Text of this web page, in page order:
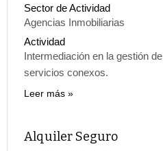
Sector de Actividad
Agencias Inmobiliarias
Actividad
Intermediación en la gestión
servicios conexos.
Leer más
Alquiler Seguro